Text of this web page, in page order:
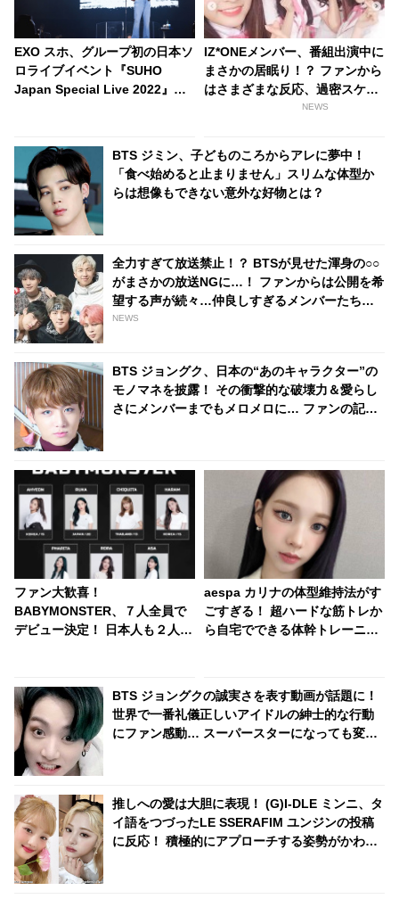
EXO スホ、グループ初の日本ソ
ロライブイベント『SUHO
Japan Special Live 2022』を
ファン歓喜
IZ*ONEメンバー、番組出演中に
まさかの居眠り！？ ファンから
はさまざまな反応、過密スケジ
ュールを心配する声も
NEWS
BTS ジミン、子どものころからアレに夢中！
「食べ始めると止まりません」スリムな体型か
らは想像もできない意外な好物とは？
全力すぎて放送禁止！？ BTSが見せた渾身の○○
がまさかの放送NGに…！ ファンからは公開を希
望する声が続々…仲良しすぎるメンバーたちの
おふざけにほっこり
NEWS
BTS ジョングク、日本の“あのキャラクター”の
モノマネを披露！ その衝撃的な破壊力＆愛らし
さにメンバーまでもメロメロに… ファンの記憶
ファン大歓喜！
BABYMONSTER、７人全員で
デビュー決定！ 日本人も２人所
aespa カリナの体型維持法がす
ごすぎる！ 超ハードな筋トレか
ら自宅でできる体幹トレーニン
に称賛の声続出
BTS ジョングクの誠実さを表す動画が話題に！
世界で一番礼儀正しいアイドルの紳士的な行動
にファン感動… スーパースターになっても変わ
推しへの愛は大胆に表現！ (G)I-DLE ミンニ、タ
イ語をつづったLE SSERAFIM ユンジンの投稿
に反応！ 積極的にアプローチする姿勢がかわい